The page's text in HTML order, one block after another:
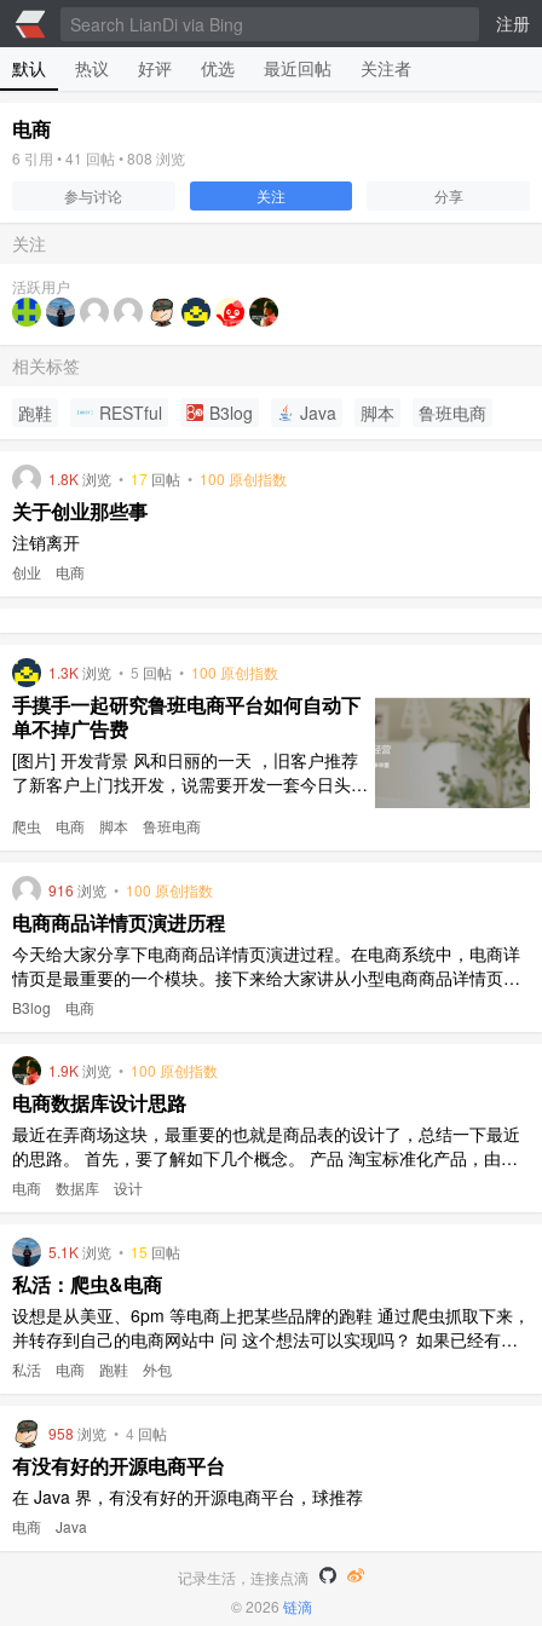
注册
默认
热议 好评 优选 最近回帖 关注者
电商
6 引用 •41 回帖 •808 浏览
参与讨论
关注 分享
关注
活跃用户
相关标签
跑鞋
RESTful B3log Java 脚本 鲁班电商
1.8K浏览 • 17 回帖 • 100 原创指数
关于创业那些事
注销离开
创业 电商
1.3K浏览 • 5 回帖 • 100 原创指数
手摸手一起研究鲁班电商平台如何自动下
单不掉广告费
[图片] 开发背景 风和日丽的一天 ，旧客户推荐
了新客户上门找开发，说需要开发一套今日头条
平台，大家可以自行百度了解情况，是字节跳动
驻鲁班电商之后需要缴纳 2w 大元作为保证金，
平台会对商家的商品进行定制推广打造，具体定
制推广打造的效果 ..
爬虫 电商 脚本 鲁班电商
916 浏览 • 100 原创指数
电商商品详情页演进历程
今天给大家分享下电商商品详情页演进过程。在电商系统中，电商详
情页是最重要的一个模块。接下来给大家讲从小型电商商品详情页到
大型电商商品详情页的整体设计思路。以图文结合的形式给大家进行
讲解。 第一版的电商详情页的设计比较简单，看下图 [图片] 一台 ngi
B3log 电商
1.9K浏览 • 100 原创指数
电商数据库设计思路
最近在弄商场这块，最重要的也就是商品表的设计了，总结一下最近
的思路。 首先，要了解如下几个概念。 产品 淘宝标准化产品，由类
目 + 关键属性唯一确定。如：手机类目，关键属性是品牌和型号，No
电商 数据库 设计
5.1K浏览 • 15 回帖
私活：爬虫&电商
设想是从美亚、6pm 等电商上把某些品牌的跑鞋 通过爬虫抓取下来，
并转存到自己的电商网站中 问 这个想法可以实现吗？ 如果已经有电
商、并且提供了 restful 接口、可以新增、修改商品 完成此需求 需要
私活 电商 跑鞋 外包
958 浏览 • 4 回帖
有没有好的开源电商平台
在 Java 界，有没有好的开源电商平台，球推荐
电商 Java
记录生活，连接点滴
© 2026 链滴